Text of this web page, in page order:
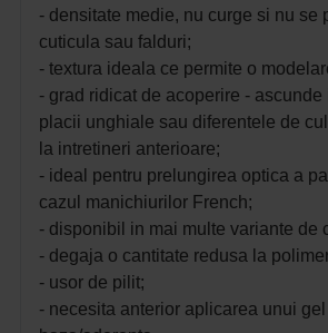
- densitate medie, nu curge si nu se
cuticula sau falduri;
- textura ideala ce permite o
- grad ridicat de acoperire -
placii unghiale sau diferentele de
la intretineri anterioare;
- ideal pentru prelungirea optica a
cazul manichiurilor French;
- disponibil in mai multe variante de
- degaja o cantitate redusa la
- usor de pilit;
- necesita anterior aplicarea unui gel